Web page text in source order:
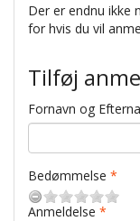
Der er endnu ikke
for hvis du vil
Tilføj
Fornavn og
Bedømmelse
Anmeldelse